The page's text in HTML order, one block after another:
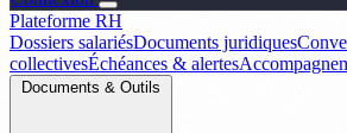
Plateforme RH
Dossiers salariésDocuments juridiques
collectivesÉchéances & alertes